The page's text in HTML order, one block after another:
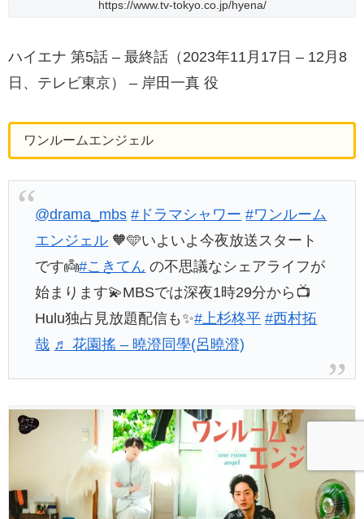
https://www.tv-tokyo.co.jp/hyena/
ハイエナ 第5話 – 最終話（2023年11月17日 – 12月8
日、テレビ東京） – 岸田一真 役
ワンルームエンジェル
@drama_mbs #ドラマシャワー #ワンルーム
エンジェル 🧡🩵いよいよ今夜放送スタート
です👼#こきてん の不思議なシェアライフが
始まります💫MBSでは深夜1時29分から📺
Hulu独占見放題配信も✨#上杉柊平 #西村拓
哉 ♬ 花園搖 – 曉澄同學(呂曉澄)